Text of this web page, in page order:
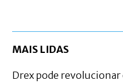
MAIS LIDAS
Drex pode